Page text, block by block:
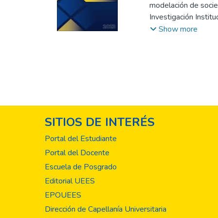
modelación de
Investigación
proyectos de
y la enseñanza de
académico y
sino también un
mundo a través dé
Show more
SITIOS DE INTERÉS
Portal del Estudiante
Portal del Docente
Escuela de Posgrado
Editorial UEES
EPOUEES
Dirección de Capellanía Universitaria